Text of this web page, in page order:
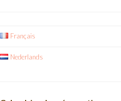
Français
Nederlands